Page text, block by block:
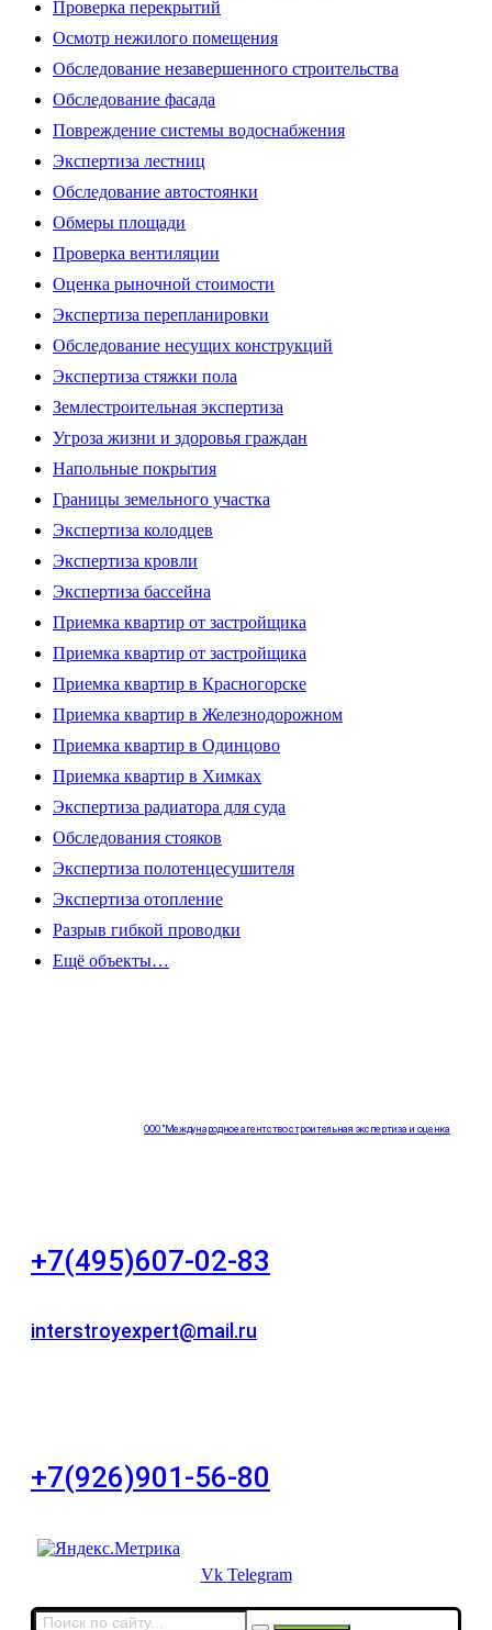
Проверка перекрытий
Осмотр нежилого помещения
Обследование незавершенного строительства
Обследование фасада
Повреждение системы водоснабжения
Экспертиза лестниц
Обследование автостоянки
Обмеры площади
Проверка вентиляции
Оценка рыночной стоимости
Экспертиза перепланировки
Обследование несущих конструкций
Экспертиза стяжки пола
Землестроительная экспертиза
Угроза жизни и здоровья граждан
Напольные покрытия
Границы земельного участка
Экспертиза колодцев
Экспертиза кровли
Экспертиза бассейна
Приемка квартир от застройщика
Приемка квартир от застройщика
Приемка квартир в Красногорске
Приемка квартир в Железнодорожном
Приемка квартир в Одинцово
Приемка квартир в Химках
Экспертиза радиатора для суда
Обследования стояков
Экспертиза полотенцесушителя
Экспертиза отопление
Разрыв гибкой проводки
Ещё объекты…
ООО "Международное агентство строительная экспертиза и оценка
+7(495)607-02-83
interstroyexpert@mail.ru
+7(926)901-56-80
Vk Telegram